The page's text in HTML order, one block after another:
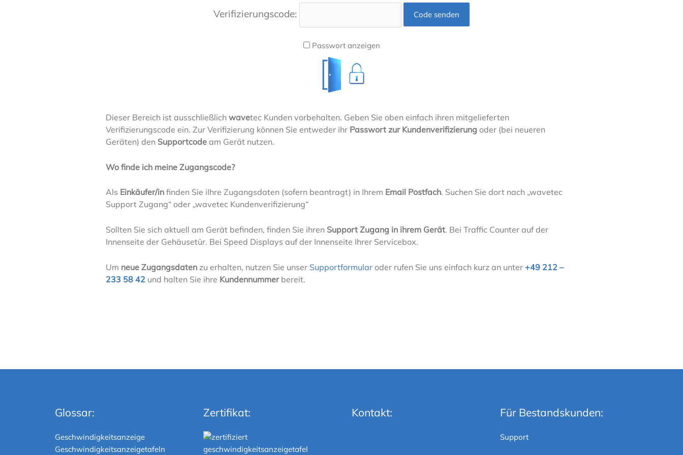
Verifizierungscode:
Passwort anzeigen
Dieser Bereich ist ausschließlichwavetec Kunden vorbehalten. Geben Sie oben einfach ihren mitgelieferten
Verifizierungscode ein. Zur Verifizierung können Sie entweder ihr Passwort zur Kundenverifizierung oder (bei neueren
Geräten) den Supportcodeam Gerät nutzen.
Wo finde ich meine Zugangscode?
Als Einkäufer/in finden Sie iIhre Zugangsdaten (sofern beantragt) in Ihrem Email Postfach. Suchen Sie dort nach „wavetec
Support Zugang“ oder „wavetec Kundenverifizierung“
Sollten Sie sich aktuell am Gerät befinden, finden Sie ihren Support Zugang in ihrem Gerät. Bei Traffic Counter auf der
Innenseite der Gehäusetür. Bei Speed Displays auf der Innenseite Ihrer Servicebox.
Um neue Zugangsdaten zu erhalten, nutzen Sie unser Supportformular oder rufen Sie uns einfach kurz an unter+49 212 –
233 58 42 und halten Sie ihre Kundennummerbereit.
Glossar:
Geschwindigkeitsanzeige
Geschwindigkeitsanzeigetafeln
Zertifikat: Kontakt: Für Bestandskunden:
Support